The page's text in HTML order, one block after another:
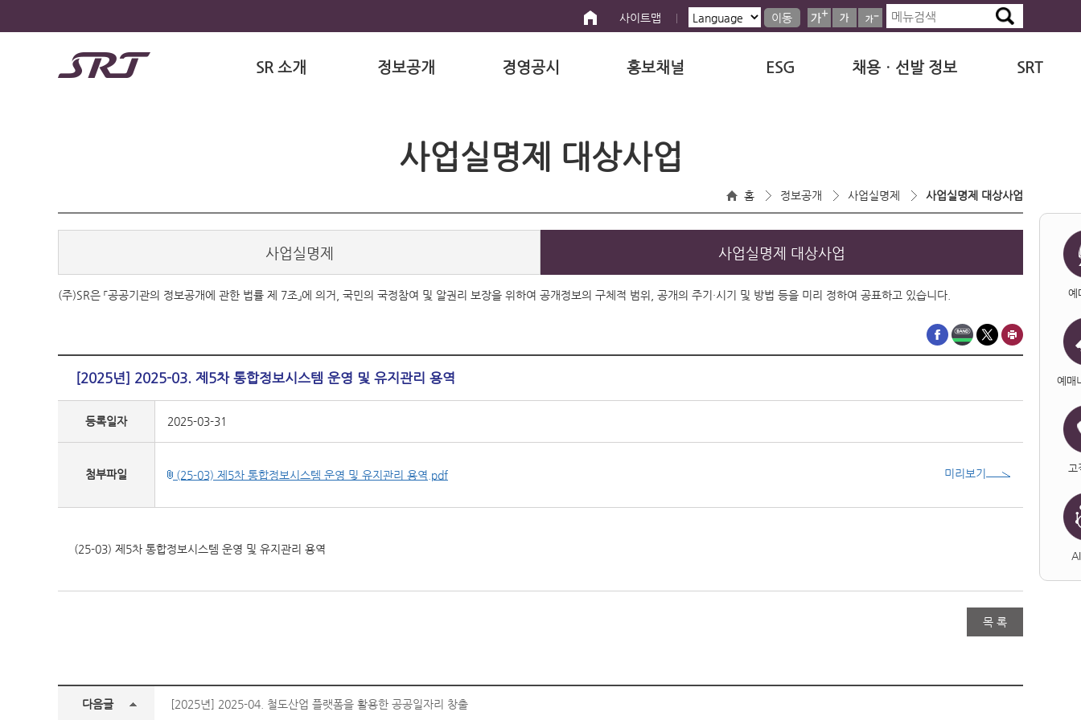
사이트맵 이동
SR 소개 정보공개 경영공시 홍보채널 ESG 채용ㆍ선발 정보 SRT
사업실명제 대상사업
홈 정보공개 사업실명제 사업실명제 대상사업
사업실명제 사업실명제 대상사업
(주)SR은 「공공기관의 정보공개에 관한 법률 제 7조」에 의거, 국민의 국정참여 및 알권리 보장을 위하여 공개정보의 구체적 범위, 공개의 주기·시기 및 방법 등을 미리 정하여 공표하고 있습니다.
[2025년] 2025-03. 제5차 통합정보시스템 운영 및 유지관리 용역
등록일자 2025-03-31
첨부파일 (25-03) 제5차 통합정보시스템 운영 및 유지관리 용역.pdf 미리보기
(25-03) 제5차 통합정보시스템 운영 및 유지관리 용역
목 록
다음글 [2025년] 2025-04. 철도산업 플랫폼을 활용한 공공일자리 창출
예
예매
고